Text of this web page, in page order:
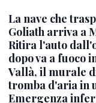
La nave che
Goliath arriva a
Ritira l'auto
dopo va a fuoco
Vallà, il murale
tromba d'aria in
Emergenza